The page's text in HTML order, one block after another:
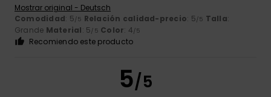
Mostrar original - Deutsch
Comodidad: 5/5 Relación calidad-precio: 5/5 Talla:
Grande Material: 5/5 Color: 4/5
Recomiendo este producto
5/5